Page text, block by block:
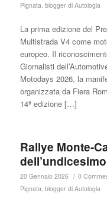
Pignata, blogger di Autologia
La prima edizione del
Multistrada V4 come
europeo. Il
Giornalisti
Motodays 2026, la
organizzata da Fiera
14ª edizione […]
Rallye Monte-
20 Gennaio 2026 / 0
Pignata, blogger di Autologia